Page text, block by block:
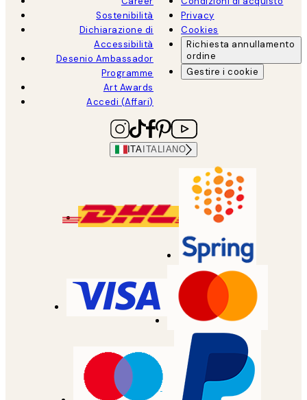
Sostenibilità
Dichiarazione di
Accessibilità
Desenio Ambassador
Programme
Art Awards
Accedi (Affari)
Privacy
Cookies
Richiesta annullamento
ordine
Gestire i cookie
ITA ITALIANO